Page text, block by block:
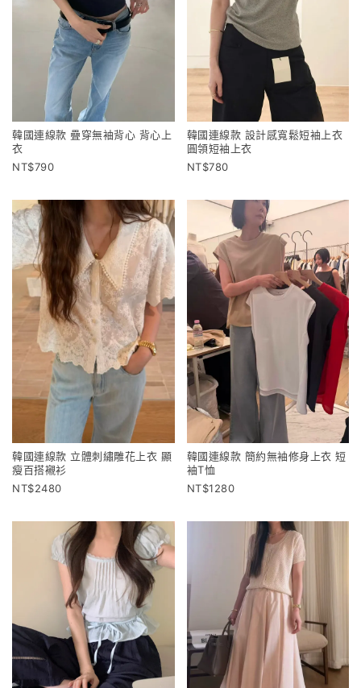
韓國連線款 疊穿無袖背心 背心上
衣
790
韓國連線款 設計感寬鬆短袖上衣
圓領短袖上衣
780
韓國連線款 立體刺繡雕花上衣 顯
瘦百搭襯衫
2480
韓國連線款 簡約無袖修身上衣 短
袖T恤
1280